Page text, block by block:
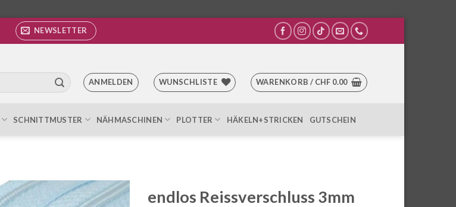
NEWSLETTER
ANMELDEN WUNSCHLISTE WARENKORB / CHF 0.00
SCHNITTMUSTER NÄHMASCHINEN PLOTTER HÄKELN+STRICKEN GUTSCHEIN
endlos Reissverschluss 3mm